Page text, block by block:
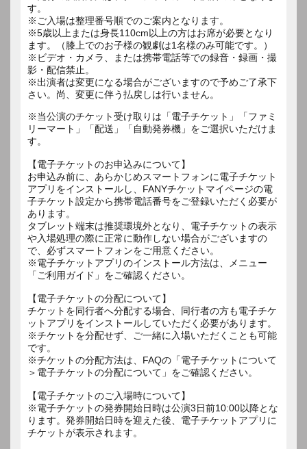
す。
※ご入場は整理番号順でのご案内となります。
※5歳以上または身長110cm以上の方はお席が必要となり
ます。（膝上でのお子様の観劇は1名様のみ可能です。）
※ビデオ・カメラ、または携帯電話等での録音・録画・撮
影・配信禁止。
※出演者は変更になる場合がございますので予めご了承下
※当公演のチケット受け取りは「電子チケット」「ファミ
リーマート」「配送」「自動発券機」をご選択いただけま
す。
【電子チケットのお申込みについて】
お申込み前に、あらかじめスマートフォンに電子チケット
アプリをインストールし、FANYチケットマイページの電
子チケット設定から携帯電話番号をご登録いただく必要が
あります。
タブレット端末は推奨環境外となり、電子チケットの表示
や入場処理の際に正常に動作しない場合がございますの
で、必ずスマートフォンをご用意ください。
※電子チケットアプリのインストール方法は、メニュー
「ご利用ガイド」をご確認ください。
【電子チケットの分配について】
チケットを同行者へ分配する場合、同行者の方も電子チケ
ットアプリをインストールしていただく必要があります。
※チケットを分配せず、ご一緒に入場いただくことも可能
です。
※チケットの分配方法は、FAQの「電子チケットについて
＞電子チケットの分配について」をご確認ください。
【電子チケットのご入場時について】
※電子チケットの発券開始日時は公演3日前10:00以降とな
ります。発券開始日時を迎えた後、電子チケットアプリに
チケットが表示されます。